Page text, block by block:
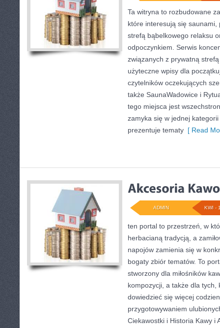
Ta witryna to rozbudowane
które interesują się
strefą bąbelkowego relaksu
odpoczynkiem. Serwis
związanych z prywatną
użyteczne wpisy dla
czytelników oczekujących
także SaunaWadowice i
tego miejsca jest
zamyka się w jednej
prezentuje tematy [ Read
KWI -
ADMIN
ten portal to przestrzeń, w
herbacianą tradycją, a
napojów zamienia się w
bogaty zbiór tematów. To
stworzony dla miłośników
kompozycji, a także dla tych,
dowiedzieć się więcej
przygotowywaniem
Ciekawostki i Historia Kawy i